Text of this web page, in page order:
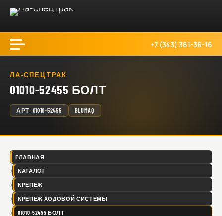
+7 (343) 361-36-16
ЛА-СПЕЦТРАК
01010-52455 БОЛТ
АРТ. 01010-52455 BLUMAQ
ГЛАВНАЯ
КАТАЛОГ
КРЕПЕЖ
КРЕПЕЖ ХОДОВОЙ СИСТЕМЫ
01010-52455 БОЛТ